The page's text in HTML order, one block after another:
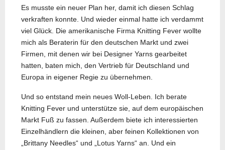
Es musste ein neuer Plan her, damit ich diesen Schlag
verkraften konnte. Und wieder einmal hatte ich verdammt
viel Glück. Die amerikanische Firma Knitting Fever wollte
mich als Beraterin für den deutschen Markt und zwei
Firmen, mit denen wir bei Designer Yarns gearbeitet
hatten, baten mich, den Vertrieb für Deutschland und
Europa in eigener Regie zu übernehmen.
Und so entstand mein neues Woll-Leben. Ich berate
Knitting Fever und unterstütze sie, auf dem europäischen
Markt Fuß zu fassen. Außerdem biete ich interessierten
Einzelhändlern die kleinen, aber feinen Kollektionen von
„Brittany Needles“ und „Lotus Yarns“ an. Und ein